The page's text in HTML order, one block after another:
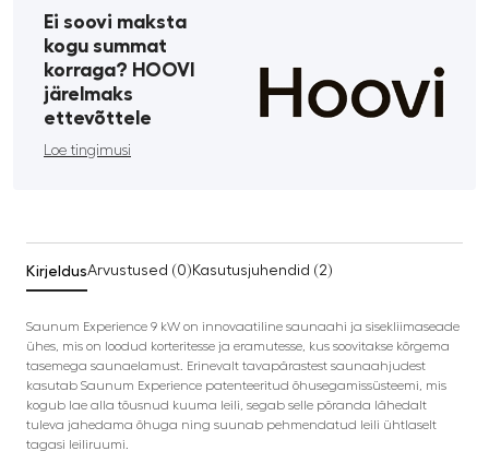
Ei soovi maksta
kogu summat
korraga? HOOVI
järelmaks
ettevõttele
Loe tingimusi
KirjeldusArvustused (0) Kasutusjuhendid (2)
Saunum Experience 9 kW on innovaatiline saunaahi ja sisekliimaseade
ühes, mis on loodud korteritesse ja eramutesse, kus soovitakse kõrgema
tasemega saunaelamust. Erinevalt tavapärastest saunaahjudest
kasutab Saunum Experience patenteeritud õhusegamissüsteemi, mis
kogub lae alla tõusnud kuuma leili, segab selle põranda lähedalt
tuleva jahedama õhuga ning suunab pehmendatud leili ühtlaselt
tagasi leiliruumi.